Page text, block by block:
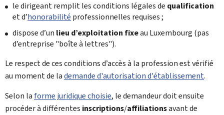
le dirigeant remplit les conditions légales de qualification
et d’honorabilité professionnelles requises ;
dispose d’un lieu d’exploitation fixeau Luxembourg (pas
d’entreprise "boîte à lettres").
Le respect de ces conditions d’accès à la profession est vérifié
au moment de lademande d'autorisation d'établissement.
Selon la forme juridique choisie, le demandeur doit ensuite
procéder à différentes inscriptions/affiliationsavant de